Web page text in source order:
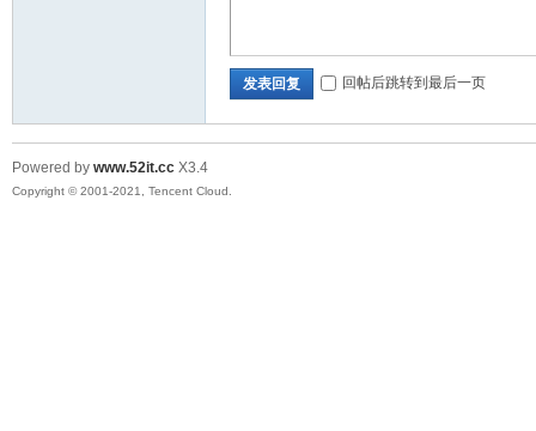
发表回复 回帖后跳转到最后一页
Powered by www.52it.cc X3.4
Copyright © 2001-2021, Tencent Cloud.